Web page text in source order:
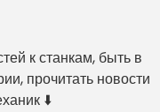
к станкам, быть в
прочитать новости
⬇️